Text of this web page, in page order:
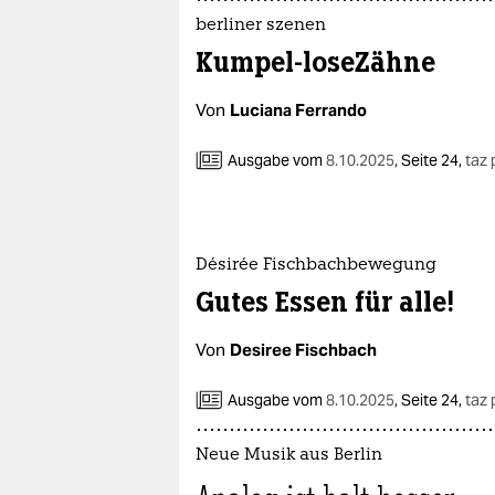
berliner szenen
Kumpel-loseZähne
Von Luciana Ferrando
Ausgabe vom8.10.2025,Seite 24,taz
Désirée Fischbachbewegung
Gutes Essen für alle!
Von Desiree Fischbach
Ausgabe vom8.10.2025,Seite 24,taz
Neue Musik aus Berlin